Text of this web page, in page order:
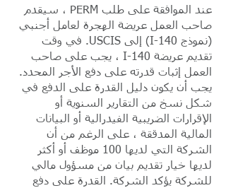
عند الموافقة على طلب PERM ، سيقدم
صاحب العمل عريضة الهجرة لعامل أجنبي
(نموذج I-140) إلى USCIS. في وقت
تقديم عريضة I-140 ، يجب على صاحب
العمل إثبات قدرته على دفع الأجر المحدد.
يجب أن يكون دليل القدرة على الدفع في
شكل نسخ من التقارير السنوية أو
الإقرارات الضريبية الفيدرالية أو البيانات
المالية المدققة ، على الرغم من أن
الشركة التي لديها 100 موظف أو أكثر
لديها خيار تقديم بيان من مسؤول مالي
للشركة يؤكد الشركة. القدرة على دفع